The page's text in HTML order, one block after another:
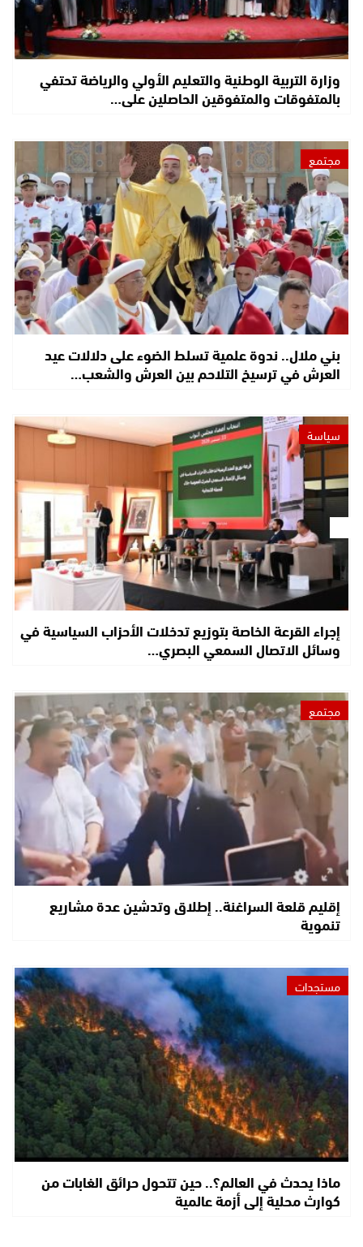
وزارة التربية الوطنية والتعليم الأولي والرياضة تحتفي
بالمتفوقات والمتفوقين الحاصلين على…
مجتمع
بني ملال.. ندوة علمية تسلط الضوء على دلالات عيد
العرش في ترسيخ التلاحم بين العرش والشعب…
سياسة
إجراء القرعة الخاصة بتوزيع تدخلات الأحزاب السياسية في
وسائل الاتصال السمعي البصري…
مجتمع
إقليم قلعة السراغنة.. إطلاق وتدشين عدة مشاريع
تنموية
مستجدات
ماذا يحدث في العالم؟.. حين تتحول حرائق الغابات من
كوارث محلية إلى أزمة عالمية